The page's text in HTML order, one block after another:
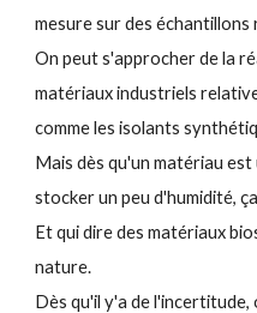
mesure sur des
On peut s'approcher de la
matériaux industriels
comme les isolants
Mais dès qu'un matériau
stocker un peu d'humidité,
Et qui dire des matériaux
nature.
Dès qu'il y'a de